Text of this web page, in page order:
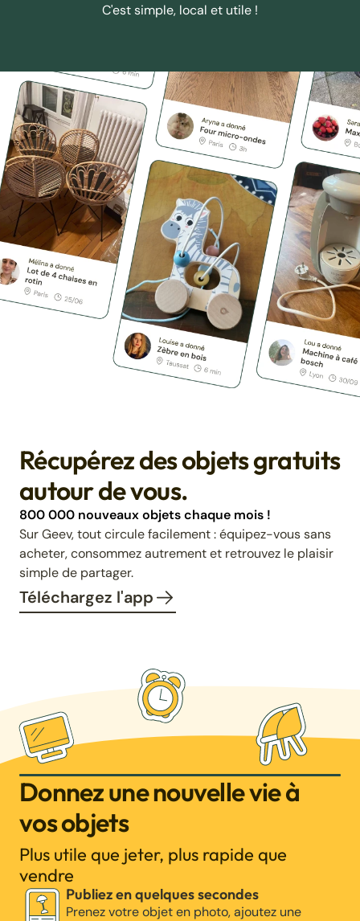
C'est simple, local et utile !
Récupérez des objets gratuits
autour de vous.
800 000 nouveaux objets chaque mois !
Sur Geev, tout circule facilement : équipez-vous sans
acheter, consommez autrement et retrouvez le plaisir
simple de partager.
Téléchargez l'app
Donnez une nouvelle vie à
vos objets
Plus utile que jeter, plus rapide que
vendre
Publiez en quelques secondes
Prenez votre objet en photo, ajoutez une